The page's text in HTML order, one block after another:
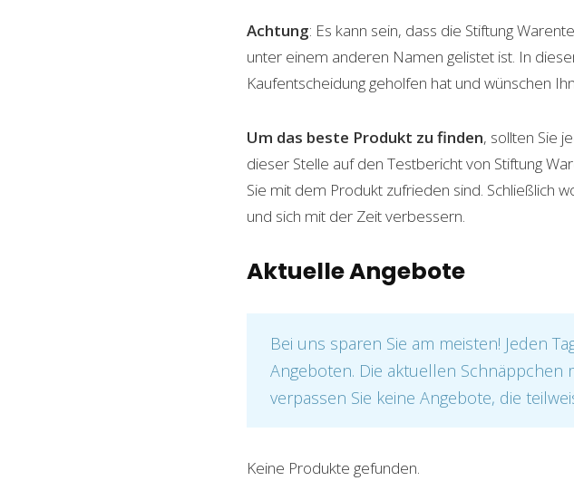
Achtung: Es kann sein, dass die Stiftung
unter einem anderen Namen gelistet ist. In
Kaufentscheidung geholfen hat und wünschen
Um das beste Produkt zu finden, sollten Sie
dieser Stelle auf den Testbericht von Stiftung
Sie mit dem Produkt zufrieden sind. Schließlich
und sich mit der Zeit verbessern.
Aktuelle Angebote
Bei uns sparen Sie am meisten! Jeden
Angeboten. Die aktuellen Schnäppchen
verpassen Sie keine Angebote, die
Keine Produkte gefunden.